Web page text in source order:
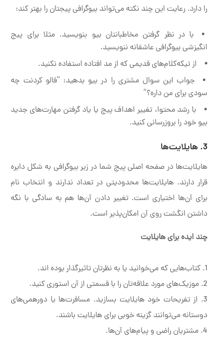
را دارد. رعایت این چند نکته می‌تواند بیوگرافی پیجتان را بهتر کند:
با در نظر گرفتن مخاطبانتان بیو بنویسید. مثلا برای پیج
انگیزشی بیوگرافی عاشقانه ننویسید.
از تیکه‌کلام‌های قدیمی که از مد افتاده استفاده نکنید.
جواب این سوال مشتری را در بیو بدهید: “فالو کردنت چه
سودی برای من داره؟”
با رشد محتوا، تغییر اهداف پیج یا یاد گرفتن مهارت‌های جدید
بیو خود را بروزرسانی کنید.
3. هایلایت‌ها
هایلایت‌ها در صفحه اصلی پیج شما در زیر بیوگرافی به شکل دایره
قرار دارند. هایلایت‌ها محدودیتی در تعداد ندارند و انتخاب نام
برای آن‌ها اختیاری است. تغییر دادن آن‌ها هم به سادگی با نگه
داشتن انگشت روی آن امکان‌پذیر است.
چند ایده برای هایلایت
1. کتاب‌هایی که می‌خوانید یا به نظرتان تاثیرگذار بوده اند.
2. موزیک‌های مورد علاقه‌تان را با قسمتی از آن استوری کنید.
3. از تفریحات خود هایلایت بسازید. مسافرت‌ها یا دورهمی‌های
دوستانه می‌توانند گزینه خوبی برای هایلایت باشند.
4. مشتریان راضی و پیام‌های آن‌ها.